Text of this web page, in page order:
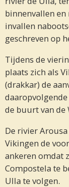
binnenvallen
invallen
geschreven op
Tijdens de
plaats zich als
(drakkar) de
de buurt van de
De rivier
Vikingen de
ankeren omdat
Compostela te
Ulla te volgen.